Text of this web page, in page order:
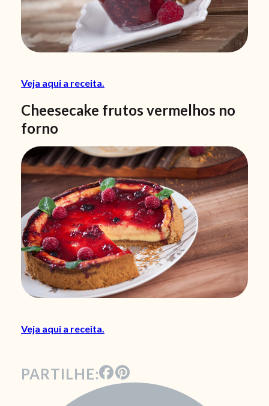
Veja aqui a receita.
Cheesecake frutos vermelhos no
forno
Veja aqui a receita.
PARTILHE: